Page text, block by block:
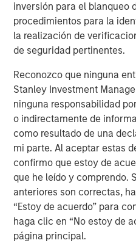
inversión para el blanqueo
procedimientos para la
la realización de
de seguridad pertinentes.
Reconozco que ninguna
Stanley Investment
ninguna responsabilidad
o indirectamente de
como resultado de una
mi parte. Al aceptar estas
confirmo que estoy de
que he leído y comprendo.
anteriores son correctas,
“Estoy de acuerdo” para
haga clic en “No estoy de
página principal.
La digitalización
está actualmente
datos. Como resultado, el
ataque de las compañías
por los que un usuario no
sistema y extraer datos— se
factores adicionales que
superficies de ataque de
Amplia automatización
Mayor dependencia
e híbridas
Dependencia
Cadenas de suministro